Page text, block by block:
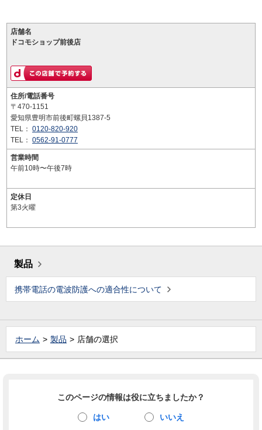
店舗名
ドコモショップ前後店
住所/電話番号
〒470-1151
愛知県豊明市前後町螺貝1387-5
TEL： 0120-820-920
TEL： 0562-91-0777
営業時間
午前10時〜午後7時
定休日
第3火曜
製品
携帯電話の電波防護への適合性について
ホーム 製品 店舗の選択
このページの情報は役に立ちましたか？
はい いいえ